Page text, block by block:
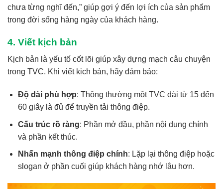
chưa từng nghĩ đến,” giúp gợi ý đến lợi ích của sản phẩm
trong đời sống hàng ngày của khách hàng.
4. Viết kịch bản
Kịch bản là yếu tố cốt lõi giúp xây dựng mạch câu chuyện
trong TVC. Khi viết kịch bản, hãy đảm bảo:
Độ dài phù hợp: Thông thường một TVC dài từ 15 đến
60 giây là đủ để truyền tải thông điệp.
Cấu trúc rõ ràng: Phần mở đầu, phần nội dung chính
và phần kết thúc.
Nhấn mạnh thông điệp chính: Lặp lại thông điệp hoặc
slogan ở phần cuối giúp khách hàng nhớ lâu hơn.